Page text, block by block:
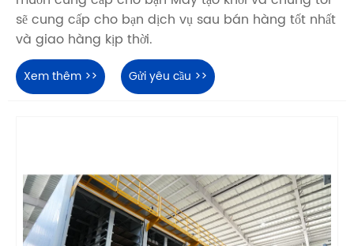
sẽ cung cấp cho bạn dịch vụ sau bán hàng tốt nhất
và giao hàng kịp thời.
Xem thêm >> Gửi yêu cầu >>